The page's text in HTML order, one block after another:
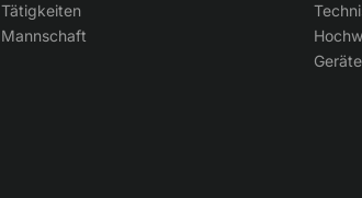
Tätigkeiten
Mannschaft